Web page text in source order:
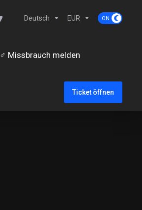
Deutsch EUR
‍♂️ Missbrauch melden
Ticket öffnen